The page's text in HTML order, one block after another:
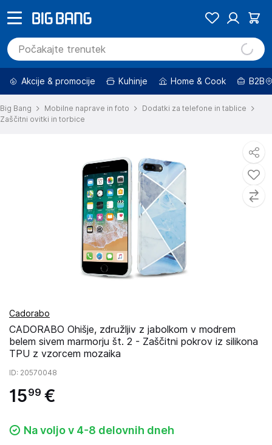
Akcije & promocije Kuhinje Home & Cook B2B
Big Bang Mobilne naprave in foto
Dodatki za telefone in tablice
Zaščitni ovitki in torbice
Cadorabo
CADORABO Ohišje, združljiv z jabolkom v modrem
belem sivem marmorju št. 2 - Zaščitni pokrov iz silikona
TPU z vzorcem mozaika
ID: 20570048
1599 €
Na voljo v 4-8 delovnih dneh